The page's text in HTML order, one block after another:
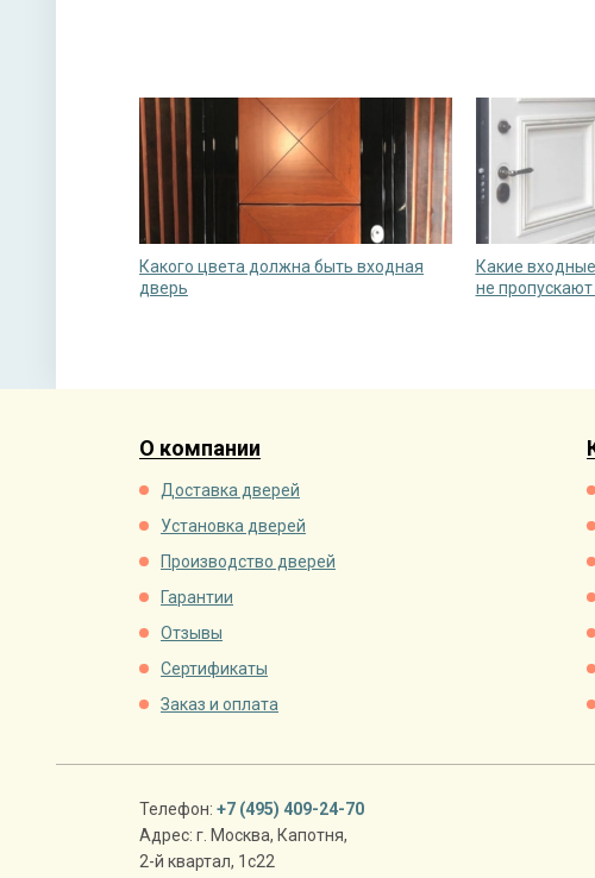
Какого цвета должна быть входная
дверь
Какие
не пропускают
О компании
Доставка дверей
Установка дверей
Производство дверей
Гарантии
Отзывы
Сертификаты
Заказ и оплата
Телефон: +7 (495) 409-24-70
Адрес: г. Москва, Капотня,
2-й квартал, 1с22